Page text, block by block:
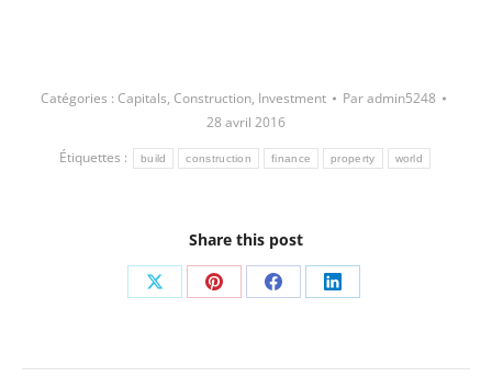
Catégories : Capitals, Construction, Investment Paradmin5248
28 avril 2016
Étiquettes :
build construction finance property world
Share this post
Partager
X
Partager
Pinterest
Partager
Facebook
Partager
LinkedIn